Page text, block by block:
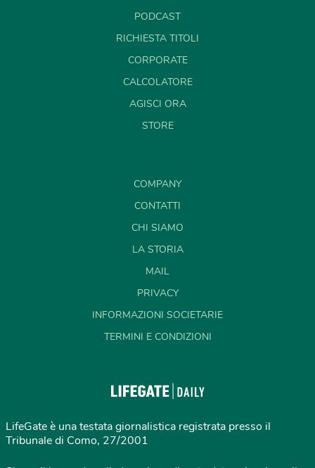
PODCAST
RICHIESTA TITOLI
CORPORATE
CALCOLATORE
AGISCI ORA
STORE
COMPANY
CONTATTI
CHI SIAMO
LA STORIA
MAIL
PRIVACY
INFORMAZIONI SOCIETARIE
TERMINI E CONDIZIONI
LifeGate è una testata giornalistica registrata presso il
Tribunale di Como, 27/2001